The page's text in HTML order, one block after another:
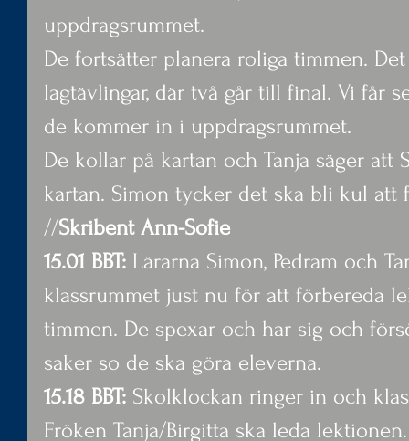
uppdragsrummet.
De fortsätter planera roliga timmen.
lagtävlingar, där två går till final. Vi får
de kommer in i uppdragsrummet.
De kollar på kartan och Tanja säger
kartan. Simon tycker det ska bli kul
//Skribent Ann-Sofie
15.01 BBT: Lärarna Simon, Pedram och
klassrummet just nu för att förbereda
timmen. De spexar och har sig och
saker so de ska göra eleverna.
15.18 BBT: Skolklockan ringer in och
Fröken Tanja/Birgitta ska leda